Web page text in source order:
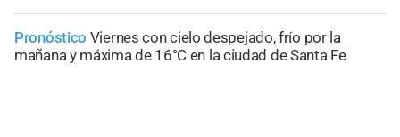
Pronóstico Viernes con cielo despejado, frío por la
mañana y máxima de 16°C en la ciudad de Santa Fe